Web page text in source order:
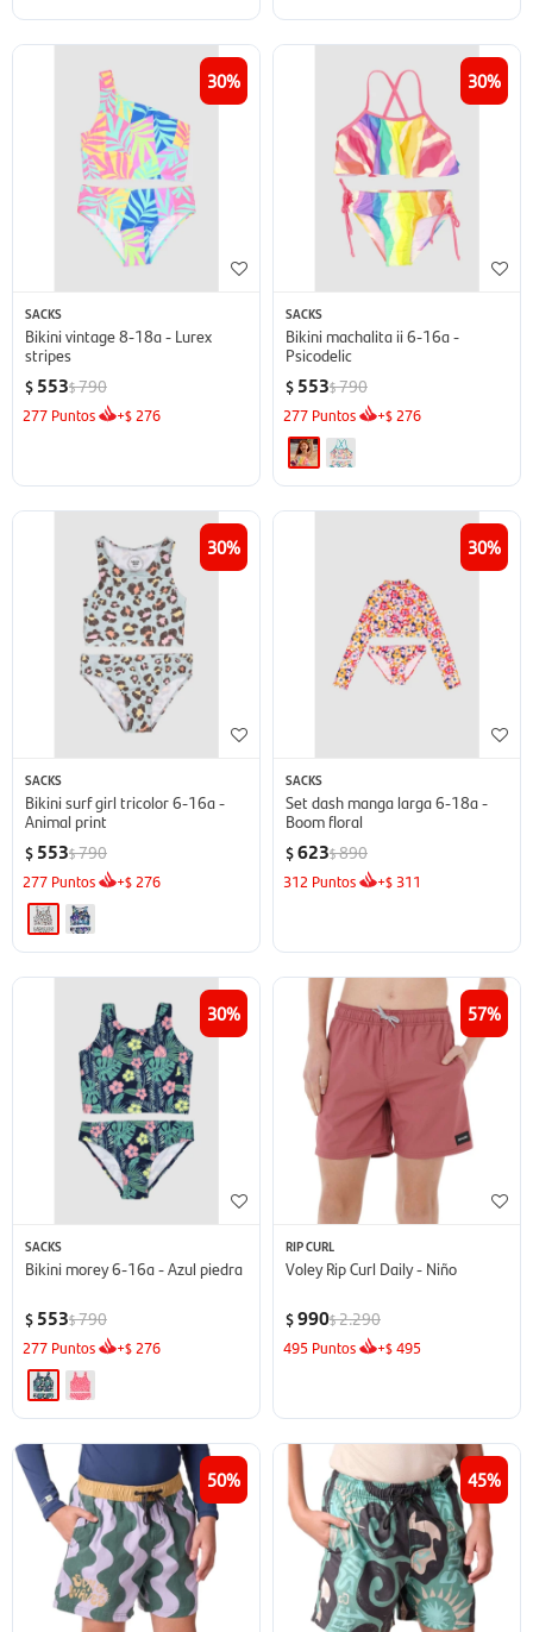
30
SACKS
Bikini vintage 8-18a - Lurex
stripes
$ 553$790
277 Puntos +$ 276
30
SACKS
Bikini machalita ii 6-16a -
Psicodelic
$ 553$790
277 Puntos +$ 276
30
SACKS
Bikini surf girl tricolor 6-16a -
Animal print
$ 553$790
277 Puntos +$ 276
30
SACKS
Set dash manga larga 6-18a -
Boom floral
$623$890
312 Puntos +$ 311
30
SACKS
Bikini morey 6-16a - Azul piedra
$ 553$790
277 Puntos +$ 276
57
RIP CURL
Voley Rip Curl Daily - Niño
$990$2.290
495 Puntos +$495
50 45